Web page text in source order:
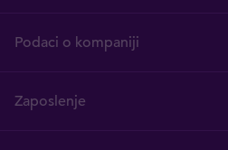
Podaci o kompaniji
Zaposlenje